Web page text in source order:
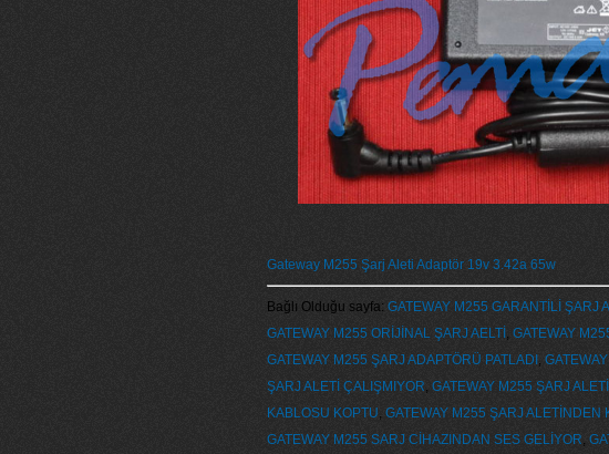
Gateway M255 Şarj Aleti Adaptör 19v 3.42a 65w
Bağlı Olduğu sayfa: GATEWAY M255 GARANTİLİ ŞARJ
GATEWAY M255 ORİJİNAL ŞARJ AELTİ , GATEWAY
GATEWAY M255 ŞARJ ADAPTÖRÜ PATLADI ,
ŞARJ ALETİ ÇALIŞMIYOR, GATEWAY M255 ŞARJ
KABLOSU KOPTU, GATEWAY M255 ŞARJ ALETİNDEN
GATEWAY M255 SARJ CİHAZINDAN SES GELİYOR,